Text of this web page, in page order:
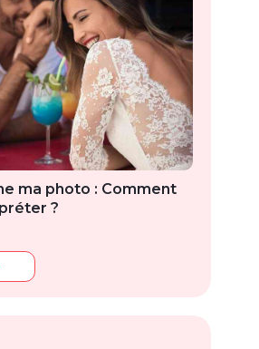
ma photo : Comment
?